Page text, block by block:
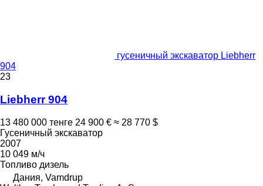
гусеничный экскаватор Liebherr
904
23
Liebherr 904
13 480 000 тенге 24 900 € ≈ 28 770 $
Гусеничный экскаватор
2007
10 049 м/ч
Топливо дизель
Дания, Vamdrup